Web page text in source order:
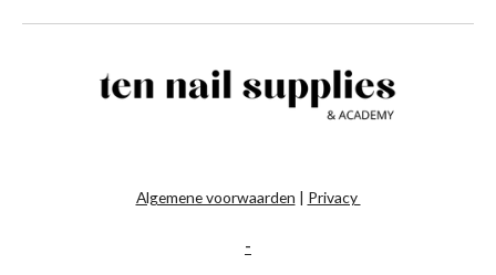
Algemene voorwaarden | Privacy
-